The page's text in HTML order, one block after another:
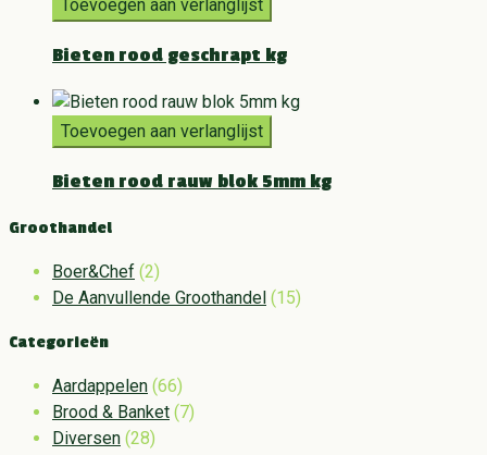
Toevoegen aan verlanglijst
Bieten rood geschrapt kg
Toevoegen aan verlanglijst
Bieten rood rauw blok 5mm kg
Groothandel
Boer&Chef (2)
De Aanvullende Groothandel (15)
Categorieën
Aardappelen (66)
Brood & Banket (7)
Diversen (28)